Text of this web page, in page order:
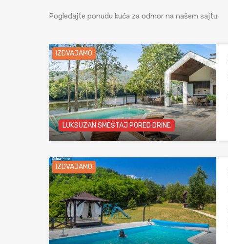
Pogledajte ponudu kuća za odmor na našem sajtu:
IZDVAJAMO
LUKSUZAN SMEŠTAJ PORED DRINE
IZDVAJAMO